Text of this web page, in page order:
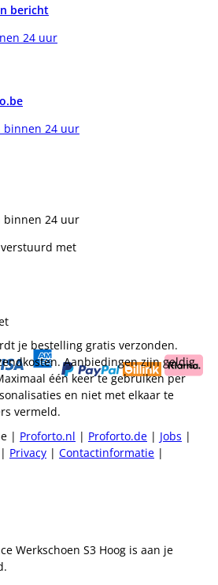
bericht
24 uur
binnen 24 uur
binnen 24 uur
met
je bestelling gratis verzonden.
Aanbiedingen zijn geldig
één keer te gebruiken per
en niet met elkaar te
vermeld.
| Proforto.nl | Proforto.de | Jobs |
| Privacy | Contactinformatie |
Werkschoen S3 Hoog is aan je